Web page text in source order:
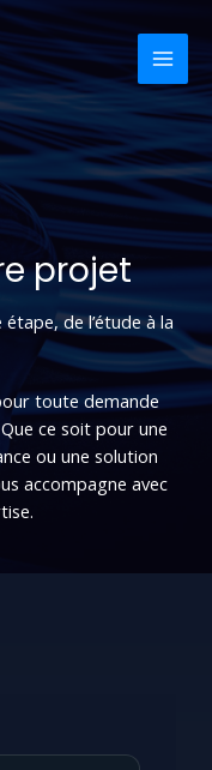
projet​
de l’étude à la
toute demande
ce soit pour une
ou une solution
accompagne avec